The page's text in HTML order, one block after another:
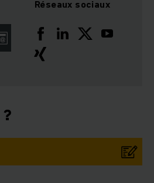
Réseaux sociaux